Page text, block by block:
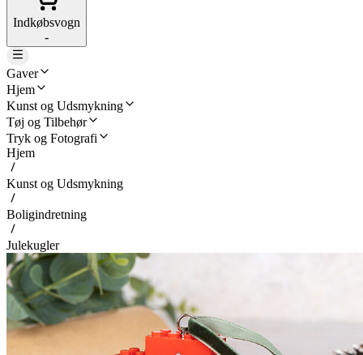
Indkøbsvogn
-
Gaver
Hjem
Kunst og Udsmykning
Tøj og Tilbehør
Tryk og Fotografi
Hjem
Kunst og Udsmykning
Boligindretning
Julekugler